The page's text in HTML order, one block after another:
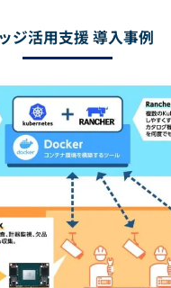
ジ活用支援 導入事例